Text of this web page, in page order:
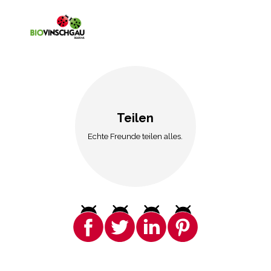
Teilen
Echte Freunde teilen alles.